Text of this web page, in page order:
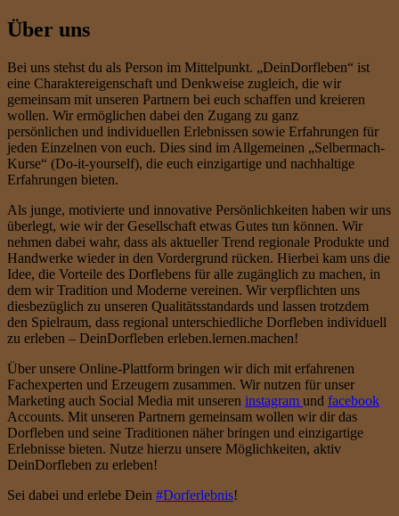
Über uns
Bei uns stehst du als Person im Mittelpunkt. „DeinDorfleben“ ist
eine Charaktereigenschaft und Denkweise zugleich, die wir
gemeinsam mit unseren Partnern bei euch schaffen und kreieren
wollen. Wir ermöglichen dabei den Zugang zu ganz
persönlichen und individuellen Erlebnissen sowie Erfahrungen für
jeden Einzelnen von euch. Dies sind im Allgemeinen „Selbermach-
Kurse“ (Do-it-yourself), die euch einzigartige und nachhaltige
Erfahrungen bieten.
Als junge, motivierte und innovative Persönlichkeiten haben wir uns
überlegt, wie wir der Gesellschaft etwas Gutes tun können. Wir
nehmen dabei wahr, dass als aktueller Trend regionale Produkte und
Handwerke wieder in den Vordergrund rücken. Hierbei kam uns die
Idee, die Vorteile des Dorflebens für alle zugänglich zu machen, in
dem wir Tradition und Moderne vereinen. Wir verpflichten uns
diesbezüglich zu unseren Qualitätsstandards und lassen trotzdem
den Spielraum, dass regional unterschiedliche Dorfleben individuell
zu erleben – DeinDorfleben erleben.lernen.machen!
Über unsere Online-Plattform bringen wir dich mit erfahrenen
Fachexperten und Erzeugern zusammen. Wir nutzen für unser
Marketing auch Social Media mit unseren instagram und facebook
Accounts. Mit unseren Partnern gemeinsam wollen wir dir das
Dorfleben und seine Traditionen näher bringen und einzigartige
Erlebnisse bieten. Nutze hierzu unsere Möglichkeiten, aktiv
DeinDorfleben zu erleben!
Sei dabei und erlebe Dein #Dorferlebnis!